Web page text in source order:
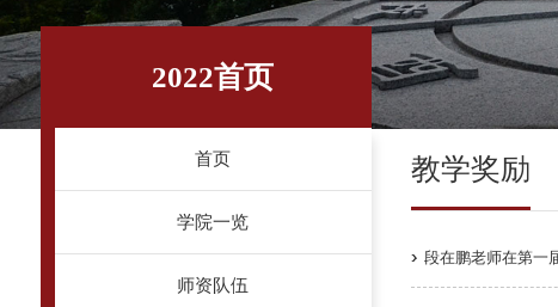
2022首页
首页
学院一览
师资队伍
教学奖励
段在鹏老师在第一